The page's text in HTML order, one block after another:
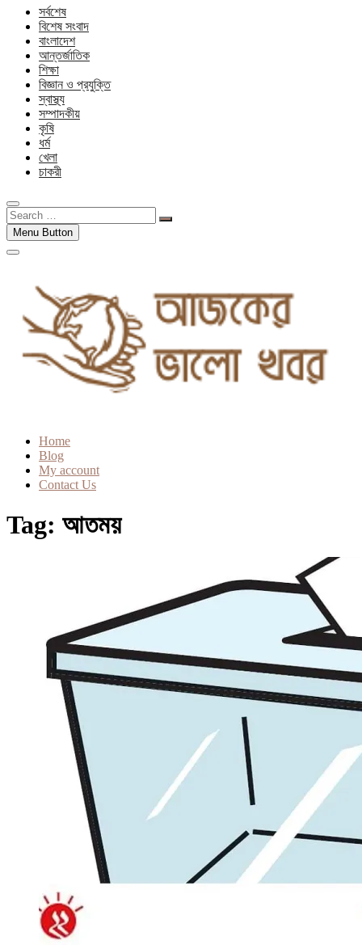
সর্বশেষ
বিশেষ সংবাদ
বাংলাদেশ
আন্তর্জাতিক
শিক্ষা
বিজ্ঞান ও প্রযুক্তি
স্বাস্থ্য
সম্পাদকীয়
কৃষি
ধর্ম
খেলা
চাকরী
Search
…Menu Button
Home
Blog
My account
Contact Us
Tag: আতময়